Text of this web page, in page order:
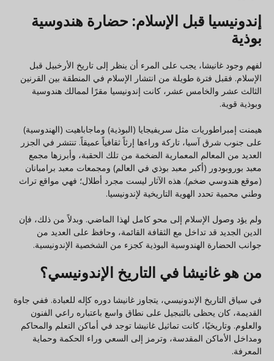
إندونيسيا قبل الإسلام: حضارة هندوسية
بوذية
لفهم وجود غانيشا، يجب على المرء أن ينظر إلى تاريخ الأرخبيل قبل
الإسلام. فقبل فترة طويلة من انتشار الإسلام في المنطقة بين القرنين
الثالث عشر والخامس عشر، كانت إندونيسيا مقرًا لممالك هندوسية
وبوذية قوية.
هيمنت إمبراطوريات مثل سريفيجايا (البوذية) وماجاباهيت (الهندوسية)
على جنوب شرق آسيا، تاركة وراءها إرثاً ثقافياً عميقاً. تنتشر في الجزر
العديد من المعالم المعمارية الضخمة من تلك الحقبة، وأبرزها مجمع
معبد بوروبودور (أكبر معبد بوذي في العالم) ومجمعات معبد برامبانان
(موقع هندوسي ضخم). هذه الآثار ليست مجرد أطلال؛ فهي مواقع تراث
وطني محمية تحدد الهوية التاريخية لإندونيسيا.
ولم يؤد وصول الإسلام إلى محو كامل لهذا الماضي. وبدلاً من ذلك، فإن
الدين الجديد قد تداخل مع الثقافة القائمة، وحافظ على العديد من
جوانب الحضارة الهندوسية البوذية كجزء من الشخصية الإندونيسية.
من هو غانيشا في التاريخ الإندونيسي؟
في سياق التاريخ الإندونيسي، يتجاوز غانيشا دوره كإله للعبادة. ففي جاوة
القديمة، كان يحظى بالتبجيل على نطاق واسع باعتباره راعي الفنون
والعلوم. وتاريخيًا، كانت تماثيل غانيشا توجد في أماكن التعلم والمحاكم
ومداخل الأماكن المقدسة، وترمز إلى السعي وراء الحكمة وحماية
المعرفة.